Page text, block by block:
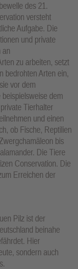
des 21.
versteht
Aufgabe. Die
und private
an
zu arbeiten, setzt
bedrohten Arten ein,
vor dem
dem
Tierhalter
und einen
ob Fische, Reptilien
bis
Die Tiere
Conservation. Die
Erreichen der
Pilz ist der
beinahe
Hier
sondern auch